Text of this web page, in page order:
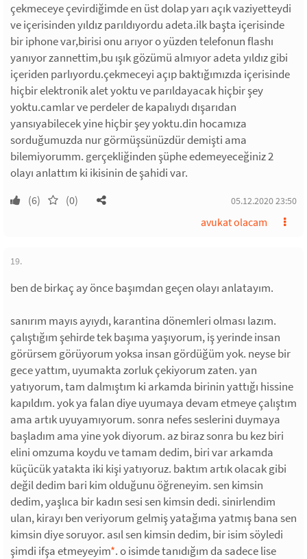
çekmeceye çevirdiğimde en üst dolap yarı açık vaziyetteydi
ve içerisinden yıldız parıldıyordu adeta.ilk başta içerisinde
bir iphone var,birisi onu arıyor o yüzden telefonun flashı
yanıyor zannettim,bu ışık gözümü almıyor adeta yıldız gibi
içeriden parlıyordu.çekmeceyi açıp baktığımızda içerisinde
hiçbir elektronik alet yoktu ve parıldayacak hiçbir şey
yoktu.camlar ve perdeler de kapalıydı dışarıdan
yansıyabilecek yine hiçbir şey yoktu.din hocamıza
sorduğumuzda nur görmüşsünüzdür demişti ama
bilemiyorumm. gerçekliğinden şüphe edemeyeceğiniz 2
olayı anlattım ki ikisinin de şahidi var.
(6) (0) 05.12.2020 23:50
avukat olacam
19.
ben de birkaç ay önce başımdan geçen olayı anlatayım.
sanırım mayıs ayıydı, karantina dönemleri olması lazım.
çalıştığım şehirde tek başıma yaşıyorum, iş yerinde insan
görürsem görüyorum yoksa insan gördüğüm yok. neyse bir
gece yattım, uyumakta zorluk çekiyorum zaten. yan
yatıyorum, tam dalmıştım ki arkamda birinin yattığı hissine
kapıldım. yok ya falan diye uyumaya devam etmeye çalıştım
ama artık uyuyamıyorum. sonra nefes seslerini duymaya
başladım ama yine yok diyorum. az biraz sonra bu kez biri
elini omzuma koydu ve tamam dedim, biri var arkamda
küçücük yatakta iki kişi yatıyoruz. baktım artık olacak gibi
değil dedim bari kim olduğunu öğreneyim. sen kimsin
dedim, yaşlıca bir kadın sesi sen kimsin dedi. sinirlendim
ulan, kirayı ben veriyorum gelmiş yatağıma yatmış bana sen
kimsin diye soruyor. asıl sen kimsin dedim, bir isim söyledi
şimdi ifşa etmeyeyim*. o isimde tanıdığım da sadece lise